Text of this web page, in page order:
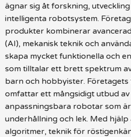
ägnar sig åt forskning,
intelligenta robotsystem.
produkter kombinerar
(AI), mekanisk teknik och
skapa mycket funktionella och
som tilltalar ett brett spektrum
barn och hobbyister.
omfattar ett mångsidigt utbud
anpassningsbara robotar som
underhållning och lek. Med
algoritmer, teknik för